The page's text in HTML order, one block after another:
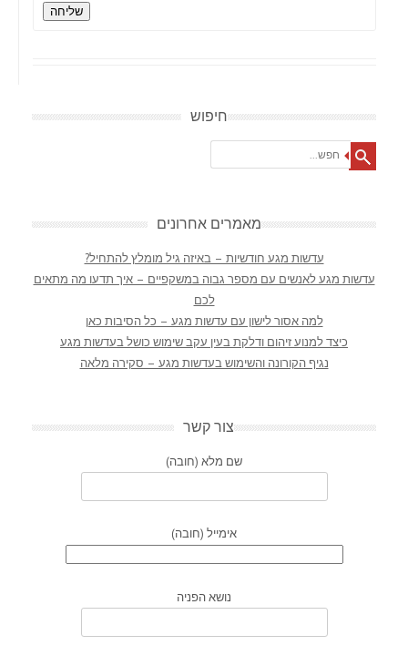
שליחה
חיפוש
מאמרים אחרונים
עדשות מגע חודשיות – באיזה גיל מומלץ להתחיל?
עדשות מגע לאנשים עם מספר גבוה במשקפיים – איך תדעו מה מתאים
לכם
למה אסור לישון עם עדשות מגע – כל הסיבות כאן
כיצד למנוע זיהום ודלקת בעין עקב שימוש כושל בעדשות מגע
נגיף הקורונה והשימוש בעדשות מגע – סקירה מלאה
צור קשר
שם מלא (חובה)
אימייל (חובה)
נושא הפניה